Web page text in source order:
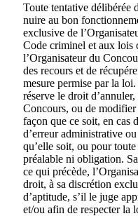
Toute tentative délibérée
nuire au bon
exclusive de
Code criminel et aux lois
l’Organisateur du
des recours et de
mesure permise par la
réserve le droit
Concours, ou de
façon que ce soit, en cas
d’erreur administrative
qu’elle soit, ou pour
préalable ni obligation.
ce qui précède,
droit, à sa discrétion
d’aptitude, s’il le juge
et/ou afin de respecter la